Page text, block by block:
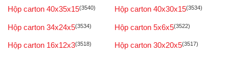
Hộp carton 40x35x15(3540) Hộp carton 40x30x15(3534)
Hộp carton 34x24x5(3534) Hộp carton 5x6x5(3522)
Hộp carton 16x12x3(3518) Hộp carton 30x20x5(3517)